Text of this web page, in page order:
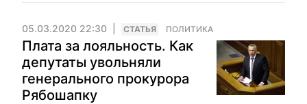
05.03.2020 22:30 CТАТЬЯ ПОЛИТИКА
Плата за лояльность. Как
депутаты увольняли
генерального прокурора
Рябошапку